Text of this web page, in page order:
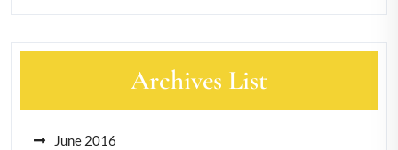
Archives List
June 2016